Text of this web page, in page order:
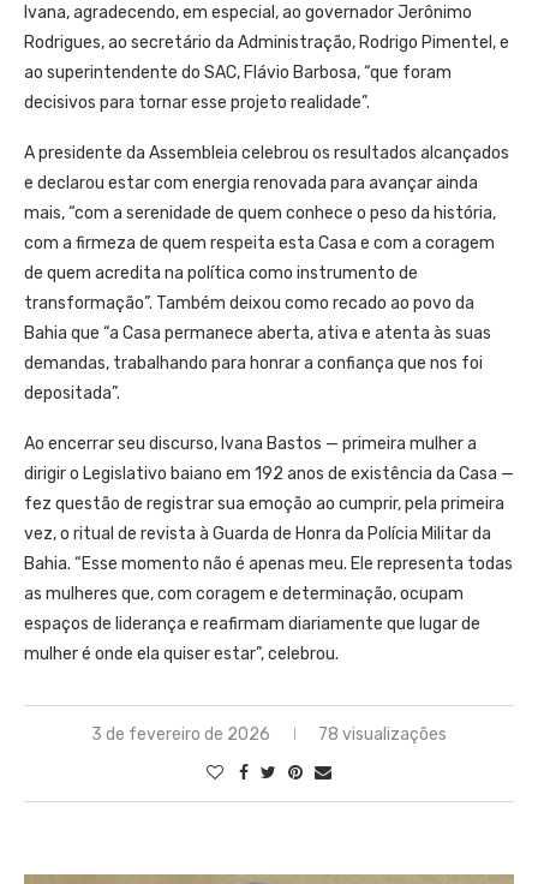
Ivana, agradecendo, em especial, ao governador Jerônimo
Rodrigues, ao secretário da Administração, Rodrigo Pimentel, e
ao superintendente do SAC, Flávio Barbosa, “que foram
decisivos para tornar esse projeto realidade”.
A presidente da Assembleia celebrou os resultados alcançados
e declarou estar com energia renovada para avançar ainda
mais, “com a serenidade de quem conhece o peso da história,
com a firmeza de quem respeita esta Casa e com a coragem
de quem acredita na política como instrumento de
transformação”. Também deixou como recado ao povo da
Bahia que “a Casa permanece aberta, ativa e atenta às suas
demandas, trabalhando para honrar a confiança que nos foi
depositada”.
Ao encerrar seu discurso, Ivana Bastos — primeira mulher a
dirigir o Legislativo baiano em 192 anos de existência da Casa —
fez questão de registrar sua emoção ao cumprir, pela primeira
vez, o ritual de revista à Guarda de Honra da Polícia Militar da
Bahia. “Esse momento não é apenas meu. Ele representa todas
as mulheres que, com coragem e determinação, ocupam
espaços de liderança e reafirmam diariamente que lugar de
mulher é onde ela quiser estar”, celebrou.
3 de fevereiro de 2026 78 visualizações